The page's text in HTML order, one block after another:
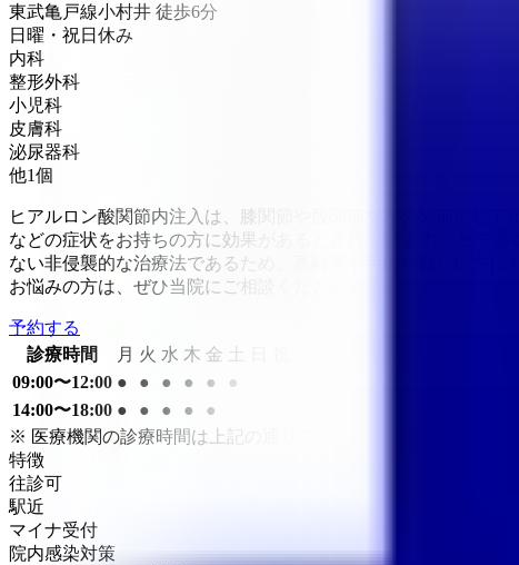
東武亀戸線小村井 徒歩6分
日曜・祝日 休み
内科
整形外科
小児科
皮膚科
泌尿器科
他1個
ヒアルロン酸関節内注入は、膝関節や股関節などの関節にヒ
などの症状をお持ちの方に効果があるとされています。 ヒア
ない非侵襲的な治療法であるため、高齢者や手術が難しい方
お悩みの方は、ぜひ当院にご相談ください。
予約する
診療時間
月 火 水 木 金 土
09:00〜12:00 ● ● ● ● ●
●
14:00〜18:00 ● ● ● ●
●
※ 医療機関の診療時間は上記の通りですが、すでに予約が埋
特徴
往診可
駅近
マイナ受付
院内感染対策